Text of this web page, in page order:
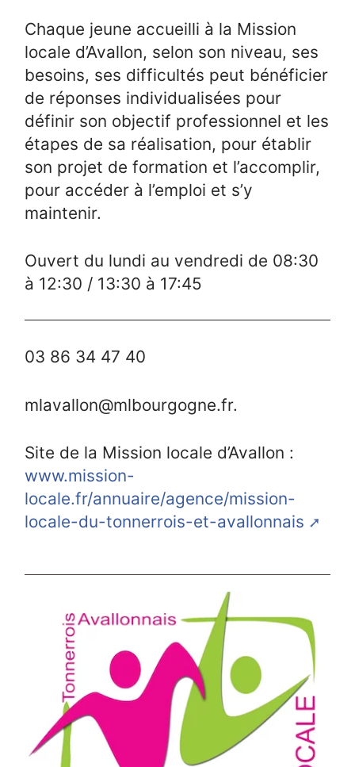
Chaque jeune accueilli à la Mission
locale d’Avallon, selon son niveau, ses
besoins, ses difficultés peut bénéficier
de réponses individualisées pour
définir son objectif professionnel et les
étapes de sa réalisation, pour établir
son projet de formation et l’accomplir,
pour accéder à l’emploi et s’y
maintenir.
Ouvert du lundi au vendredi de 08:30
à 12:30 / 13:30 à 17:45
03 86 34 47 40
mlavallon@mlbourgogne.fr.
Site de la Mission locale d’Avallon :
www.mission-
locale.fr/annuaire/agence/mission-
locale-du-tonnerrois-et-avallonnais